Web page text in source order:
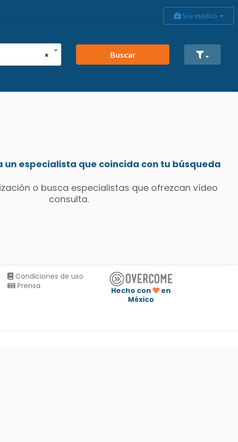
Soy médico
×
Buscar
un especialista que coincida con tu búsqueda
o busca especialistas que ofrezcan vídeo
consulta.
Condiciones de uso
Prensa
Hecho con
en
México